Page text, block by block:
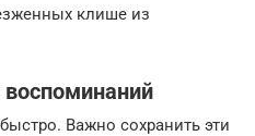
клише из
Важно сохранить эти